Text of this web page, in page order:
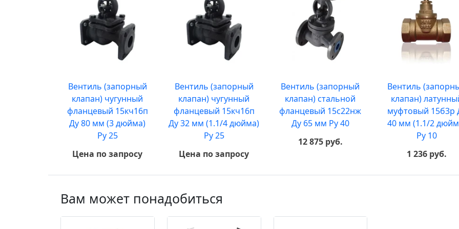
Вентиль (запорный
клапан) чугунный
фланцевый 15кч16п
Ду 80 мм (3 дюйма)
Ру 25
Цена по запросу
Вентиль (запорный
клапан) чугунный
фланцевый 15кч16п
Ду 32 мм (1.1/4 дюйма)
Ру 25
Цена по запросу
Вентиль (запорный
клапан) стальной
фланцевый 15с22нж
Ду 65 мм Ру 40
12 875 руб.
Вентиль
клапан)
муфтовый 15б3р
40 мм (1.1/2
Ру 10
1 236 руб.
Вам может понадобиться